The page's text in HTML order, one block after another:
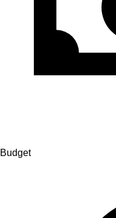
Budget